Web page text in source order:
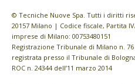
© Tecniche Nuove Spa. Tutti i diritti
20157 Milano | Codice fiscale, Partita
imprese di Milano: 00753480151
Registrazione Tribunale di Milano n.
registrata presso il Tribunale di
ROC n. 24344 dell’11 marzo 2014